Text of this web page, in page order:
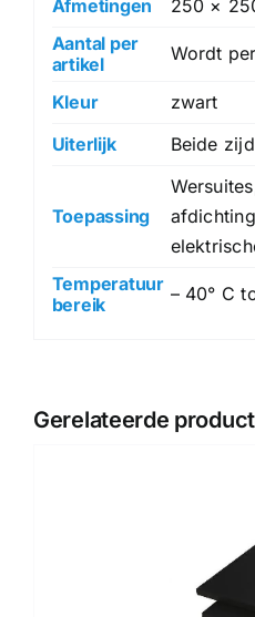
Afmetingen
250 ×
Aantal per
artikel
Wordt
Kleur
zwart
Uiterlijk
Beide
Toepassing
Temperatuur
bereik
– 40° C
Gerelateerde